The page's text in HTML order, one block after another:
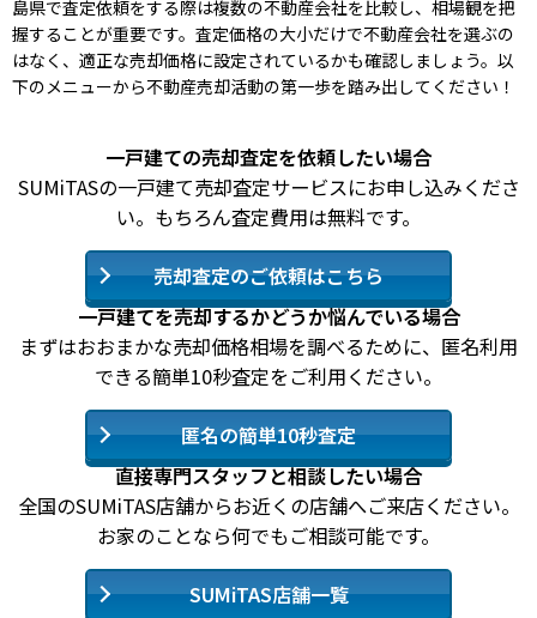
島県で査定依頼をする際は複数の不動産会社を比較し、相場観を把
握することが重要です。査定価格の大小だけで不動産会社を選ぶの
はなく、適正な売却価格に設定されているかも確認しましょう。以
下のメニューから不動産売却活動の第一歩を踏み出してください！
一戸建ての売却査定を依頼したい場合
SUMiTASの一戸建て売却査定サービスにお申し込みくださ
い。もちろん査定費用は無料です。
売却査定のご依頼はこちら
一戸建てを売却するかどうか悩んでいる場合
まずはおおまかな売却価格相場を調べるために、匿名利用
できる簡単10秒査定をご利用ください。
匿名の簡単10秒査定
直接専門スタッフと相談したい場合
全国のSUMiTAS店舗からお近くの店舗へご来店ください。
お家のことなら何でもご相談可能です。
SUMiTAS店舗一覧